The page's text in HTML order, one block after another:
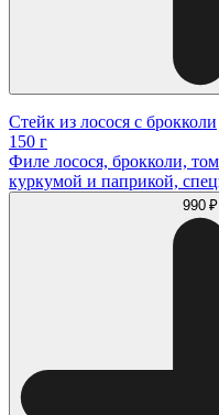
Стейк из лосося с брокколи
150 г
Филе лосося, брокколи,
куркумой и паприкой,
990 ₽